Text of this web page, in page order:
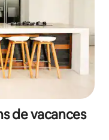
de vacances